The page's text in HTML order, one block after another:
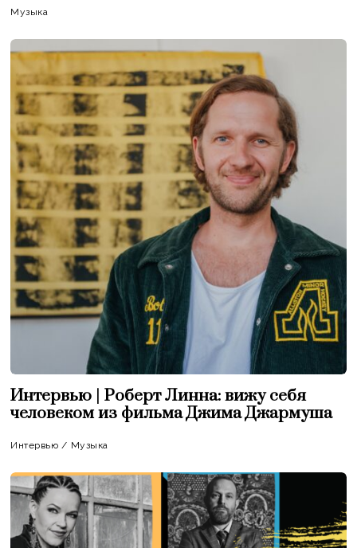
Музыка
Интервью | Роберт Линна: вижу себя
человеком из фильма Джима Джармуша
Интервью / Музыка